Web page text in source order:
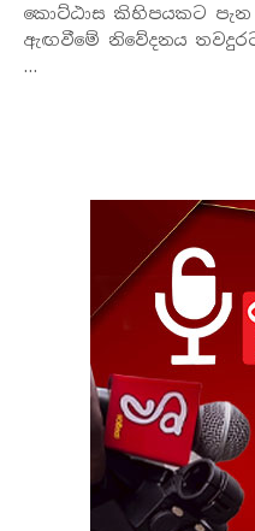
කොට්ඨාස කිහිපයකට පැන
ඇඟවීමේ නිවේදනය
…